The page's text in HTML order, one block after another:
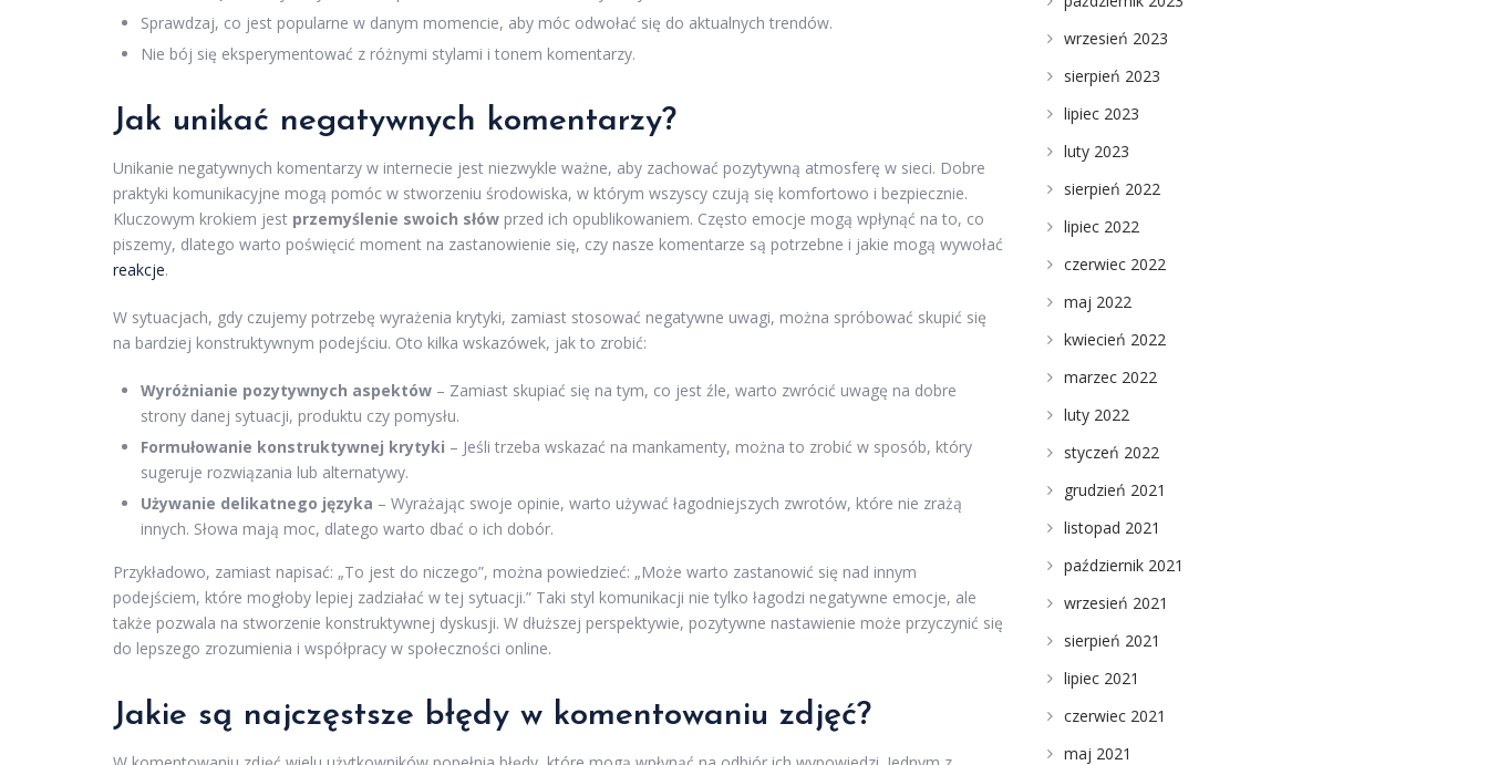
Sprawdzaj, co jest popularne w danym momencie, aby móc odwołać się do aktualnych trendów.
Nie bój się eksperymentować z różnymi stylami i tonem komentarzy.
Jak unikać negatywnych komentarzy?
Unikanie negatywnych komentarzy w internecie jest niezwykle ważne, aby zachować pozytywną atmosferę w sieci. Dobre
praktyki komunikacyjne mogą pomóc w stworzeniu środowiska, w którym wszyscy czują się komfortowo i bezpiecznie.
Kluczowym krokiem jest przemyślenie swoich słów przed ich opublikowaniem. Często emocje mogą wpłynąć na to, co
piszemy, dlatego warto poświęcić moment na zastanowienie się, czy nasze komentarze są potrzebne i jakie mogą wywołać
reakcje.
W sytuacjach, gdy czujemy potrzebę wyrażenia krytyki, zamiast stosować negatywne uwagi, można spróbować skupić się
na bardziej konstruktywnym podejściu. Oto kilka wskazówek, jak to zrobić:
Wyróżnianie pozytywnych aspektów – Zamiast skupiać się na tym, co jest źle, warto zwrócić uwagę na dobre
strony danej sytuacji, produktu czy pomysłu.
Formułowanie konstruktywnej krytyki – Jeśli trzeba wskazać na mankamenty, można to zrobić w sposób, który
sugeruje rozwiązania lub alternatywy.
Używanie delikatnego języka – Wyrażając swoje opinie, warto używać łagodniejszych zwrotów, które nie zrażą
innych. Słowa mają moc, dlatego warto dbać o ich dobór.
Przykładowo, zamiast napisać: „To jest do niczego”, można powiedzieć: „Może warto zastanowić się nad innym
podejściem, które mogłoby lepiej zadziałać w tej sytuacji.” Taki styl komunikacji nie tylko łagodzi negatywne emocje, ale
także pozwala na stworzenie konstruktywnej dyskusji. W dłuższej perspektywie, pozytywne nastawienie może przyczynić się
do lepszego zrozumienia i współpracy w społeczności online.
Jakie są najczęstsze błędy w komentowaniu zdjęć?
wrzesień 2023
sierpień 2023
lipiec 2023
luty 2023
sierpień 2022
lipiec 2022
czerwiec 2022
maj 2022
kwiecień 2022
marzec 2022
luty 2022
styczeń 2022
grudzień 2021
listopad 2021
październik 2021
wrzesień 2021
sierpień 2021
lipiec 2021
czerwiec 2021
maj 2021